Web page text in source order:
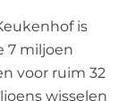
is
7 miljoen
voor ruim 32
wisselen